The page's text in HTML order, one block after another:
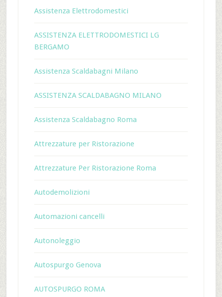
Assistenza Elettrodomestici
ASSISTENZA ELETTRODOMESTICI LG
BERGAMO
Assistenza Scaldabagni Milano
ASSISTENZA SCALDABAGNO MILANO
Assistenza Scaldabagno Roma
Attrezzature per Ristorazione
Attrezzature Per Ristorazione Roma
Autodemolizioni
Automazioni cancelli
Autonoleggio
Autospurgo Genova
AUTOSPURGO ROMA